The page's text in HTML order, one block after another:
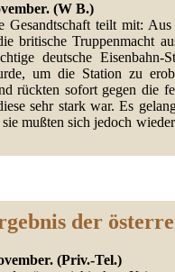
(W B.)
Gesandtschaft teilt mit:
britische Truppenmacht
deutsche Eisenbahn-
um die Station zu
rückten sofort gegen die
sehr stark war. Es
mußten sich jedoch
der
(Priv.-Tel.)